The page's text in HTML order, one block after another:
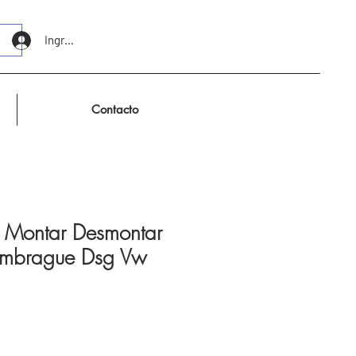
Ingresar
Contacto
Desmontar
Dsg Vw